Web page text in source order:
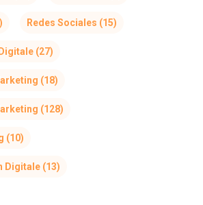
Redes Sociales (15)
(27)
(18)
(128)
(10)
Digitale(13)